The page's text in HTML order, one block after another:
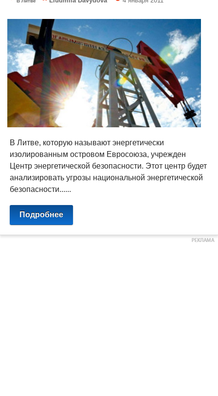
В Литве, которую называют энергетически
изолированным островом Евросоюза, учрежден
Центр энергетической безопасности. Этот центр будет
анализировать угрозы национальной энергетической
безопасности......
Подробнее